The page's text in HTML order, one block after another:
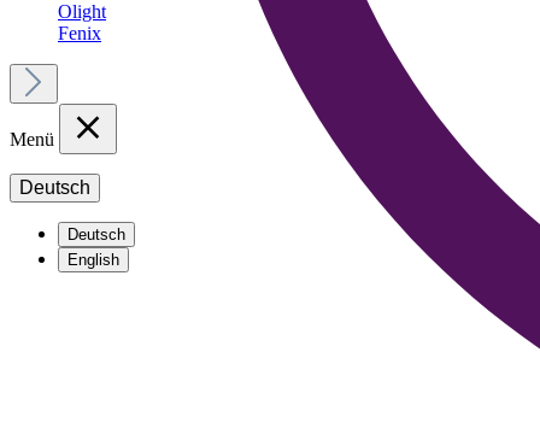
Olight
Fenix
Menü
Deutsch
Deutsch
English